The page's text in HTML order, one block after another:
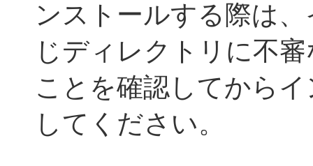
ンストールする際は
じディレクトリに不
ことを確認してから
してください。